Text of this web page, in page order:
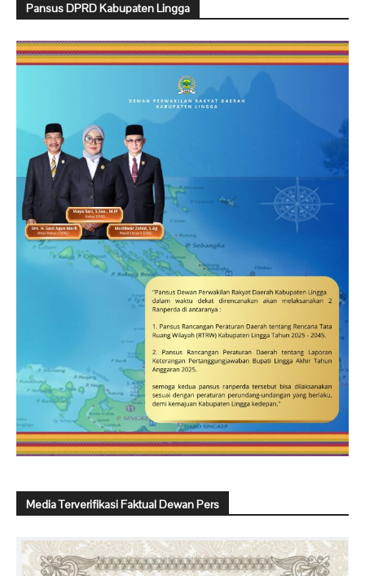
Pansus DPRD Kabupaten Lingga
Media Terverifikasi Faktual Dewan Pers